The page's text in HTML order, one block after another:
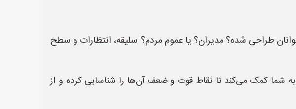
شده؟ مدیران؟ یا عموم مردم؟ سلیقه، انتظارات و سطح
شما کمک می‌کند تا نقاط قوت و ضعف آن‌ها را شناسایی کرده و از